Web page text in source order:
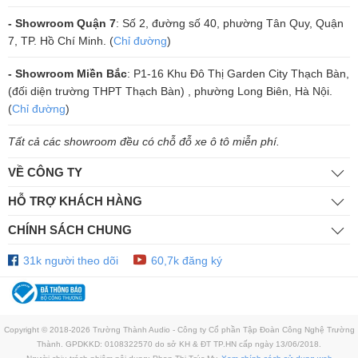
Ngoại hình của mẫu loa Paramax EURO 8 Limited có thiết kế sang
dàng lựa chọn theo sở thích cũng như theo nội thất trong gia
đình: Calvados, Walnut và Black-Ash.
- Showroom Quận 7: Số 2, đường số 40, phường Tân Quy, Quận
7, TP. Hồ Chí Minh. (Chỉ đường)
- Showroom Miền Bắc: P1-16 Khu Đô Thị Garden City Thạch Bàn,
(đối diện trường THPT Thạch Bàn) , phường Long Biên, Hà Nội.
(Chỉ đường)
Tất cả các showroom đều có chỗ đỗ xe ô tô miễn phí.
VỀ CÔNG TY
HỖ TRỢ KHÁCH HÀNG
CHÍNH SÁCH CHUNG
31k người theo dõi 60,7k đăng ký
Copyright © 2018-2026 Trường Thành Audio - Công ty Cổ phần Tập Đoàn Công Nghệ Trường
Thành. GPDKKD: 0108322570 do sở KH & ĐT TP.HN cấp ngày 13/06/2018.